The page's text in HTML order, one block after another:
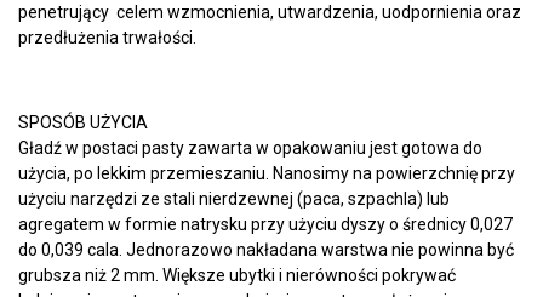
penetrujący celem wzmocnienia, utwardzenia, uodpornienia oraz
przedłużenia trwałości.
SPOSÓB UŻYCIA
Gładź w postaci pasty zawarta w opakowaniu jest gotowa do
użycia, po lekkim przemieszaniu. Nanosimy na powierzchnię przy
użyciu narzędzi ze stali nierdzewnej (paca, szpachla) lub
agregatem w formie natrysku przy użyciu dyszy o średnicy 0,027
do 0,039 cala. Jednorazowo nakładana warstwa nie powinna być
grubsza niż 2 mm. Większe ubytki i nierówności pokrywać